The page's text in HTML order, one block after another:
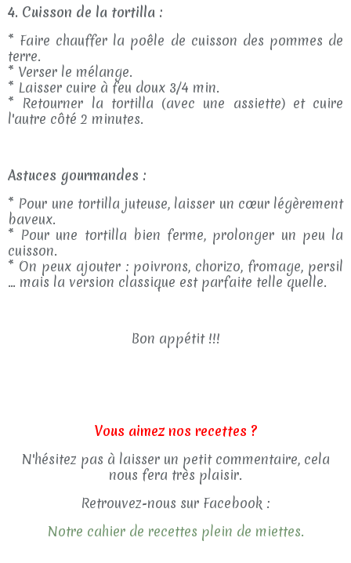
4. Cuisson de la tortilla :
* Faire chauffer la poêle de cuisson des pommes de
terre.
* Verser le mélange.
* Laisser cuire à feu doux 3/4 min.
* Retourner la tortilla (avec une assiette) et cuire
l'autre côté 2 minutes.
Astuces gourmandes :
* Pour une tortilla juteuse, laisser un cœur légèrement
baveux.
* Pour une tortilla bien ferme, prolonger un peu la
cuisson.
* On peux ajouter : poivrons, chorizo, fromage, persil
… mais la version classique est parfaite telle quelle.
Bon appétit !!!
Vous aimez nos recettes ?
N'hésitez pas à laisser un petit commentaire, cela
nous fera très plaisir.
Retrouvez-nous sur Facebook :
Notre cahier de recettes plein de miettes.